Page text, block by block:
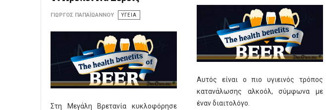
ΓΙΏΡΓΟΣ ΠΑΠΑΪΩΆΝΝΟΥ ΥΓΕΙΑ
Στη Μεγάλη Βρετανία κυκλοφόρησε
Αυτός είναι ο πιο υγιεινός τρόπος
κατανάλωσης αλκοόλ, σύμφωνα με
έναν διαιτολόγο.